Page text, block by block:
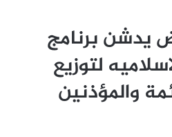
يدشن برنامج
لتوزيع
والمؤذنين